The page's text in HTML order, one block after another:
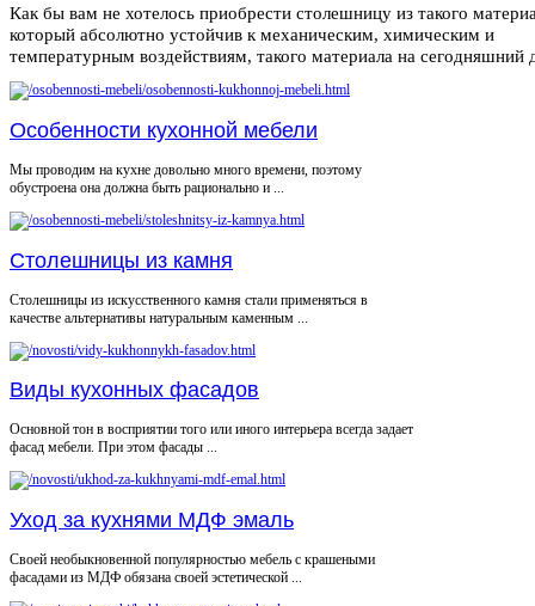
Как бы вам не хотелось приобрести столешницу из такого
который абсолютно устойчив к механическим, химическим и
температурным воздействиям, такого материала на сегодняшний
Особенности кухонной мебели
Мы проводим на кухне довольно много времени, поэтому
обустроена она должна быть рационально и ...
Столешницы из камня
Столешницы из искусственного камня стали применяться в
качестве альтернативы натуральным каменным ...
Виды кухонных фасадов
Основной тон в восприятии того или иного интерьера всегда задает
фасад мебели. При этом фасады ...
Уход за кухнями МДФ эмаль
Своей необыкновенной популярностью мебель с крашеными
фасадами из МДФ обязана своей эстетической ...